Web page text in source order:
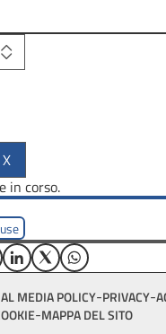
in corso.
LinkedinTwitterWhatsApp
MEDIA POLICY PRIVACY
MAPPA DEL SITO